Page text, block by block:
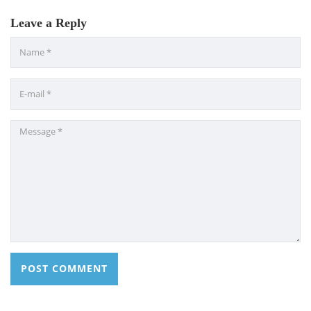
Leave a Reply
CONTACT US
College Para, Jessore-7400,
Bangladesh
+88-01711-844881, +88-01711-
844882, +88-01711-067687, +88-